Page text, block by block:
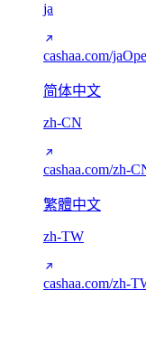
ja
cashaa.com/ja
简体中文
zh-CN
cashaa.com/zh-
繁體中文
zh-TW
cashaa.com/zh-